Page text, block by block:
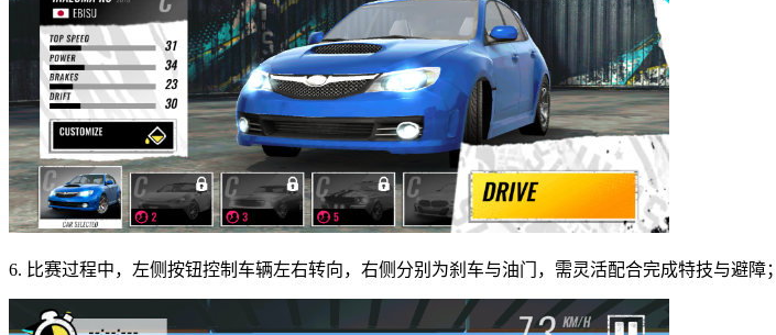
6. 比赛过程中，左侧按钮控制车辆左右转向，右侧分别为刹车与油门，需灵活配合完成特技与避障；